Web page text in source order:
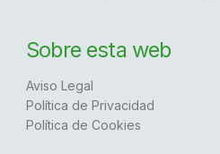
Sobre esta web
Aviso Legal
Política de Privacidad
Política de Cookies